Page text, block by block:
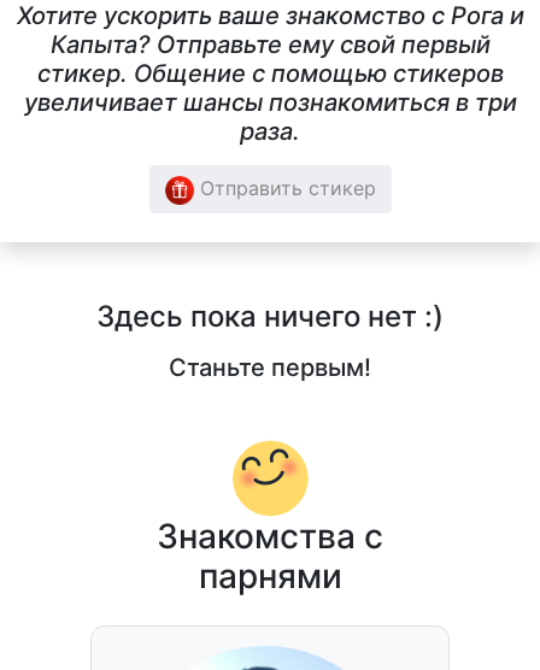
Хотите ускорить ваше знакомство с Рога и
Капыта? Отправьте ему свой первый
стикер. Общение с помощью стикеров
увеличивает шансы познакомиться в три
раза.
Отправить стикер
Здесь пока ничего нет :)
Станьте первым!
Знакомства с
парнями